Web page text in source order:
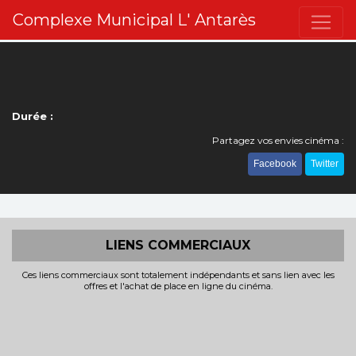
Complexe Municipal L' Antarès
Durée :
Partagez vos envies cinéma :
Facebook Twitter
LIENS COMMERCIAUX
Ces liens commerciaux sont totalement indépendants et sans lien avec les
offres et l'achat de place en ligne du cinéma.